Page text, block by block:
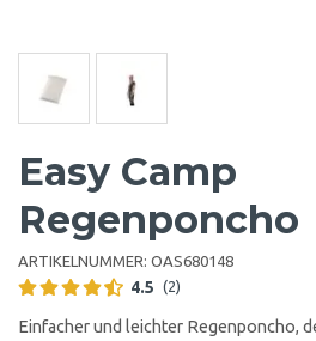
Easy Camp
Regenponcho
ARTIKELNUMMER: OAS680148
4.5 (2)
Einfacher und leichter Regenponcho,